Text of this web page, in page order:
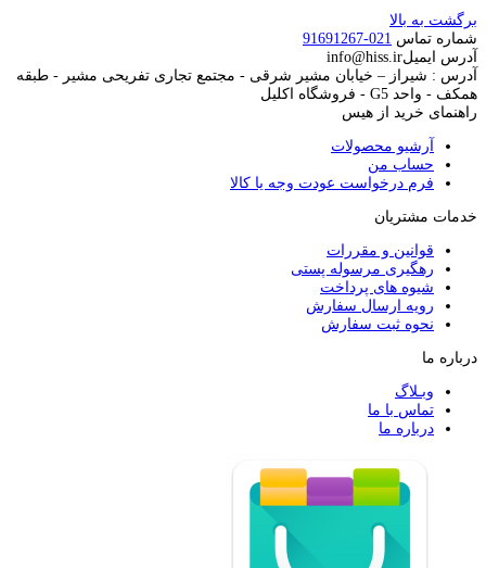
برگشت به بالا
شماره تماس 021-91691267
آدرس ایمیلinfo@hiss.ir
آدرس : شیراز – خیابان مشیر شرقی - مجتمع تجاری تفریحی مشیر - طبقه
همکف - واحد G5 - فروشگاه اکلیل
راهنمای خرید از هیس
آرشیو محصولات
حساب من
فرم درخواست عودت وجه یا کالا
خدمات مشتریان
قوانین و مقررات
رهگیری مرسوله پستی
شیوه های پرداخت
رویه ارسال سفارش
نحوه ثبت سفارش
درباره ما
وبـلاگ
تماس با ما
درباره ما